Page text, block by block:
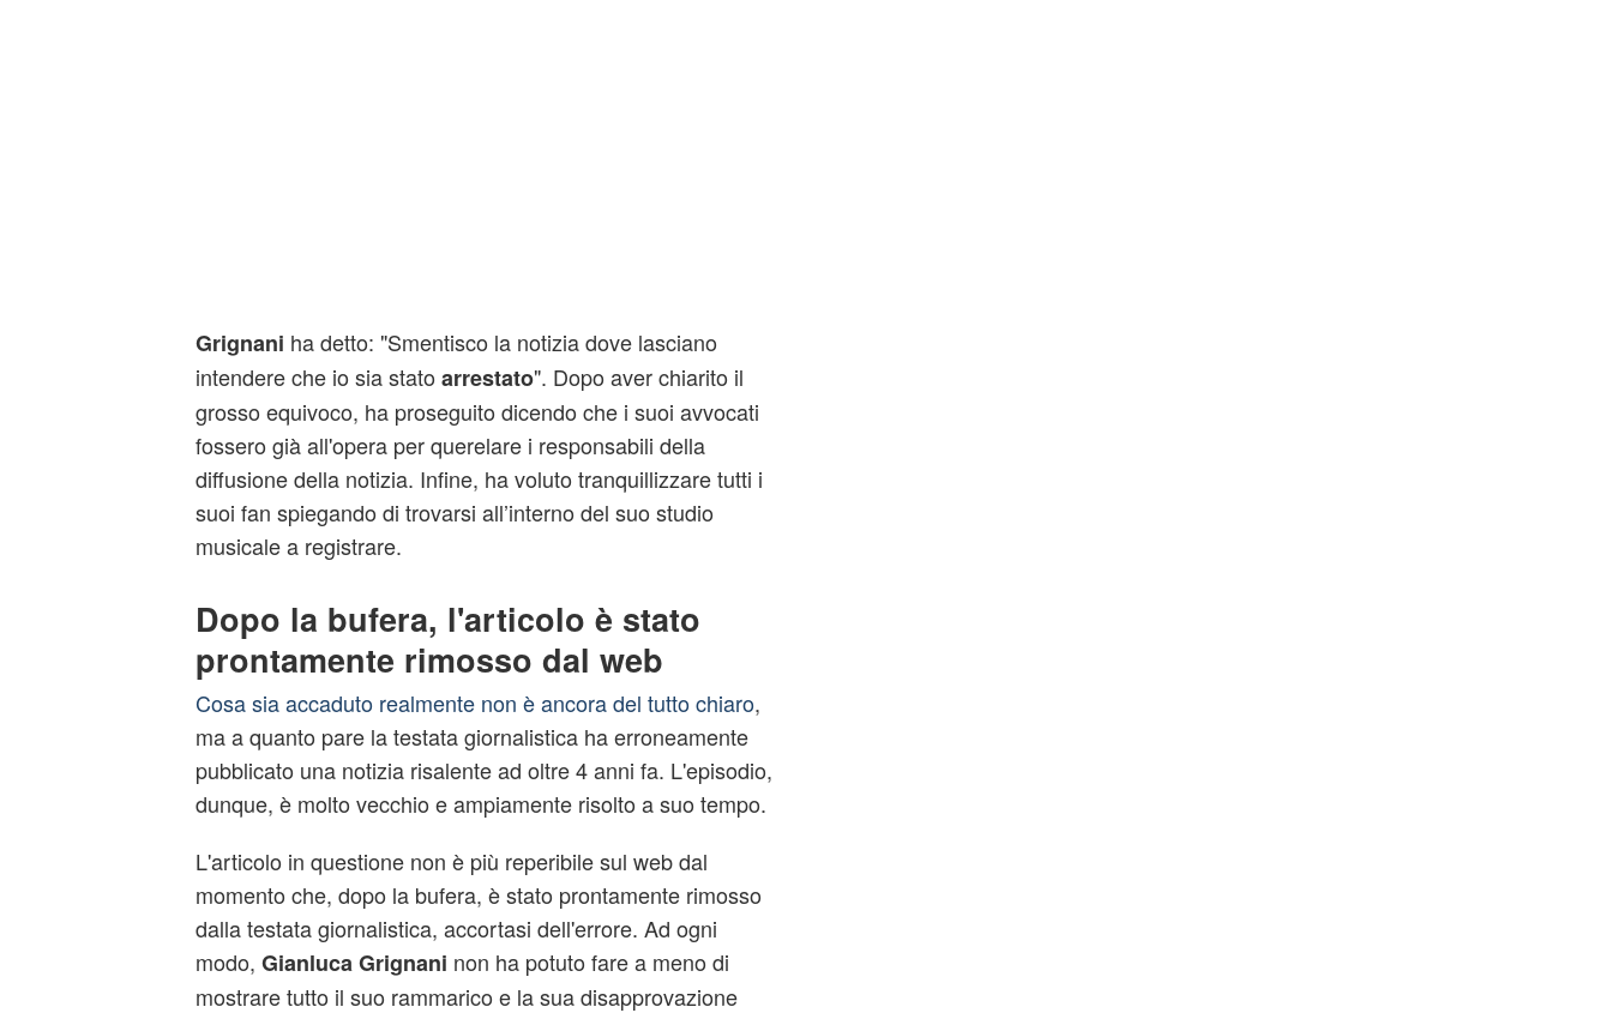
Grignani ha detto: "Smentisco la notizia dove lasciano
intendere che io sia stato arrestato". Dopo aver chiarito il
grosso equivoco, ha proseguito dicendo che i suoi avvocati
fossero già all'opera per querelare i responsabili della
diffusione della notizia. Infine, ha voluto tranquillizzare tutti i
suoi fan spiegando di trovarsi all’interno del suo studio
musicale a registrare.
Dopo la bufera, l'articolo è stato
prontamente rimosso dal web
Cosa sia accaduto realmente non è ancora del tutto chiaro,
ma a quanto pare la testata giornalistica ha erroneamente
pubblicato una notizia risalente ad oltre 4 anni fa. L'episodio,
dunque, è molto vecchio e ampiamente risolto a suo tempo.
L'articolo in questione non è più reperibile sul web dal
momento che, dopo la bufera, è stato prontamente rimosso
dalla testata giornalistica, accortasi dell'errore. Ad ogni
modo, Gianluca Grignani non ha potuto fare a meno di
mostrare tutto il suo rammarico e la sua disapprovazione